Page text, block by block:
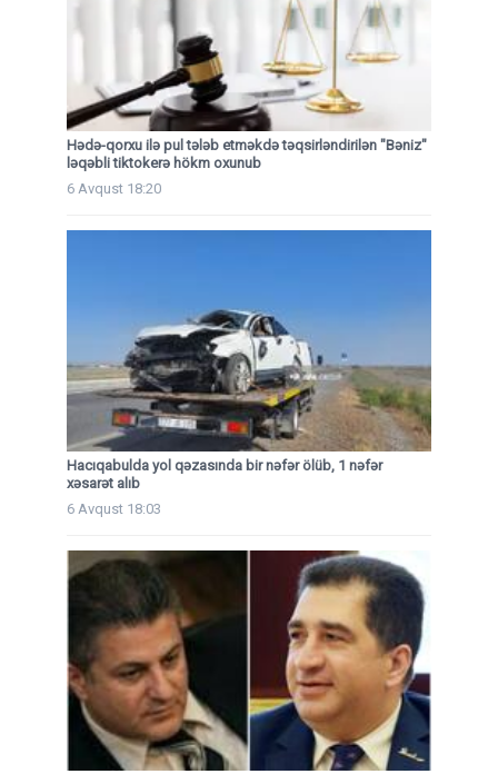
Hədə-qorxu ilə pul tələb etməkdə təqsirləndirilən "Bəniz"
ləqəbli tiktokerə hökm oxunub
6 Avqust 18:20
Hacıqabulda yol qəzasında bir nəfər ölüb, 1 nəfər
xəsarət alıb
6 Avqust 18:03